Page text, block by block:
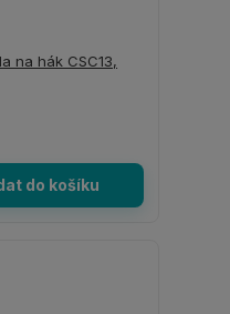
na hák CSC13,
do košíku